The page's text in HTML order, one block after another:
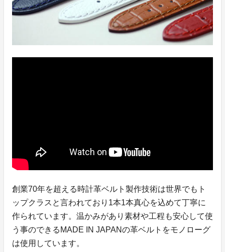
創業70年を超える時計革ベルト製作技術は世界でもト
ップクラスと言われており1本1本真心を込めて丁寧に
作られています。温かみがあり素材や工程も安心して使
う事のできるMADE IN JAPANの革ベルトをモノローグ
は使用しています。